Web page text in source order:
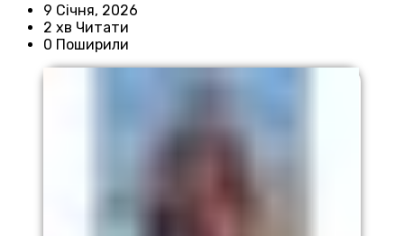
9 Січня, 2026
2 хв Читати
0 Поширили